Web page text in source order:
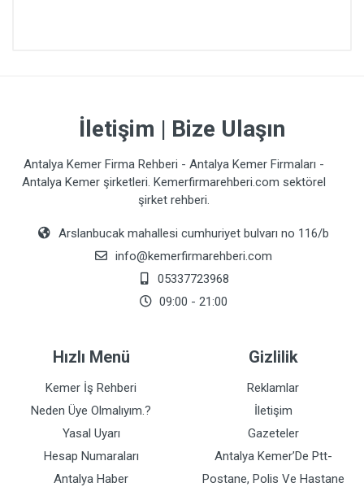
İletişim | Bize Ulaşın
Antalya Kemer Firma Rehberi - Antalya Kemer Firmaları -
Antalya Kemer şirketleri. Kemerfirmarehberi.com sektörel
şirket rehberi.
Arslanbucak mahallesi cumhuriyet bulvarı no 116/b
info@kemerfirmarehberi.com
05337723968
09:00 - 21:00
Hızlı Menü
Kemer İş Rehberi
Neden Üye Olmalıyım.?
Yasal Uyarı
Hesap Numaraları
Antalya Haber
Gizlilik
Reklamlar
İletişim
Gazeteler
Antalya Kemer’De Ptt-
Postane, Polis Ve Hastane